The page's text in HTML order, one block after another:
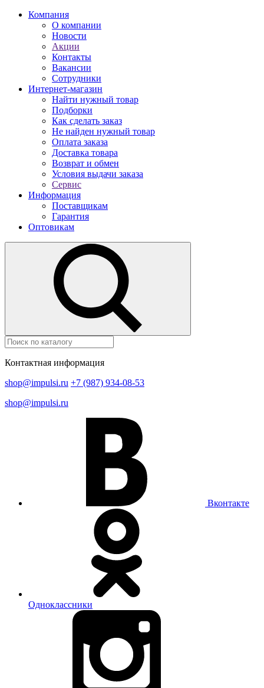
Компания
О компании
Новости
Акции
Контакты
Вакансии
Сотрудники
Интернет-магазин
Найти нужный товар
Подборки
Как сделать заказ
Не найден нужный товар
Оплата заказа
Доставка товара
Возврат и обмен
Условия выдачи заказа
Сервис
Информация
Поставщикам
Гарантия
Оптовикам
Контактная информация
shop@impulsi.ru +7 (987) 934-08-53
shop@impulsi.ru
Вконтакте
Одноклассники